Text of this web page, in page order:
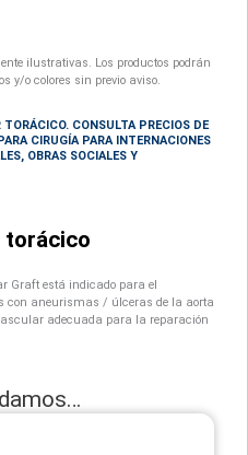
ilustrativas. Los productos podrán
y/o colores sin previo aviso.
CONSULTA PRECIOS DE
CIRUGÍA PARA INTERNACIONES
OBRAS SOCIALES Y
torácico
Graft está indicado para el
con aneurismas / úlceras de la aorta
adecuada para la reparación